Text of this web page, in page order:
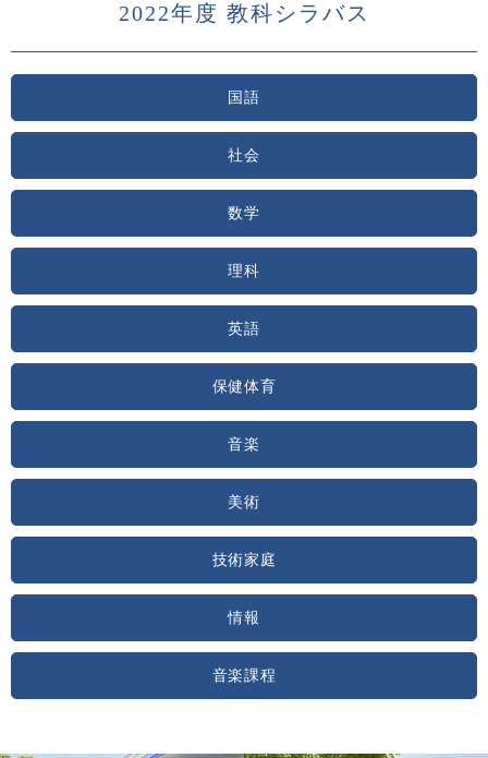
2022年度 教科シラバス
国語
社会
数学
理科
英語
保健体育
音楽
美術
技術家庭
情報
音楽課程